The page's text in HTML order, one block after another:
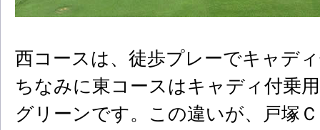
西コースは、徒歩プレーでキャデ
ちなみに東コースはキャディ付乗
グリーンです。この違いが、戸塚